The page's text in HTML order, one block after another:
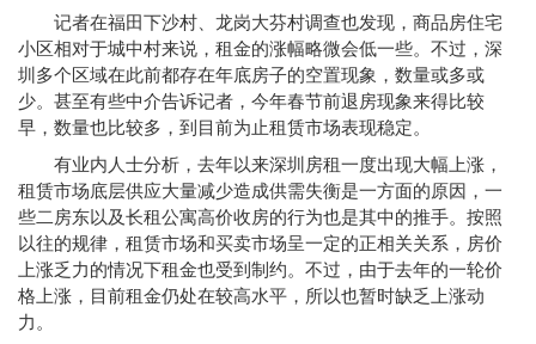
记者在福田下沙村、龙岗大芬村调查也发现，商品房住宅
小区相对于城中村来说，租金的涨幅略微会低一些。不过，深
圳多个区域在此前都存在年底房子的空置现象，数量或多或
少。甚至有些中介告诉记者，今年春节前退房现象来得比较
早，数量也比较多，到目前为止租赁市场表现稳定。
有业内人士分析，去年以来深圳房租一度出现大幅上涨，
租赁市场底层供应大量减少造成供需失衡是一方面的原因，一
些二房东以及长租公寓高价收房的行为也是其中的推手。按照
以往的规律，租赁市场和买卖市场呈一定的正相关关系，房价
上涨乏力的情况下租金也受到制约。不过，由于去年的一轮价
格上涨，目前租金仍处在较高水平，所以也暂时缺乏上涨动
力。